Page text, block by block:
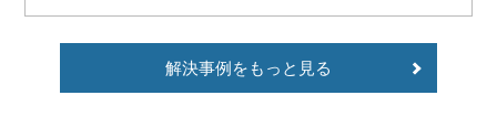
態で症状固定したことについて、1億2000万円
余の和解が成立した事例
管内凝固症候群（DIC）を引き起こし、出産後
死亡した事案で、和解により約3500万円の賠償
が認められた事例解決事例をもっと見る